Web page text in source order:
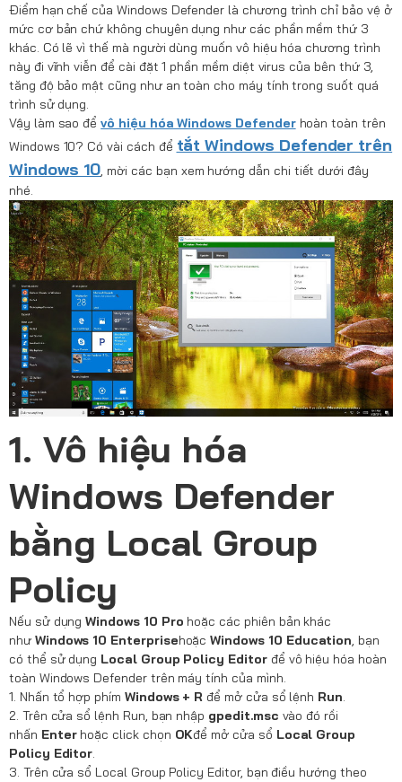
Điểm hạn chế của Windows Defender là chương trình chỉ bảo vệ ở
mức cơ bản chứ không chuyên dụng như các phần mềm thứ 3
khác. Có lẽ vì thế mà người dùng muốn vô hiệu hóa chương trình
này đi vĩnh viễn để cài đặt 1 phần mềm diệt virus của bên thứ 3,
tăng độ bảo mật cũng như an toàn cho máy tính trong suốt quá
trình sử dụng.
Vậy làm sao đểvô hiệu hóa Windows Defenderhoàn toàn trên
Windows 10? Có vài cách để tắt Windows Defender trên
Windows 10, mời các bạn xem hướng dẫn chi tiết dưới đây
nhé.
1. Vô hiệu hóa
Windows Defender
bằng Local Group
Policy
Nếu sử dụngWindows 10 Pro hoặc các phiên bản khác
như Windows 10 EnterprisehoặcWindows 10 Education, bạn
có thể sử dụng Local Group Policy Editorđể vô hiệu hóa hoàn
toàn Windows Defender trên máy tính của mình.
1. Nhấn tổ hợp phím Windows + R để mở cửa sổ lệnh Run.
2. Trên cửa sổ lệnh Run, bạn nhập gpedit.msc vào đó rồi
nhấn Enterhoặc click chọn OKđể mở cửa sổ Local Group
Policy Editor.
3. Trên cửa sổ Local Group Policy Editor, bạn điều hướng theo